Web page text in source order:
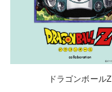
ドラゴンボールZ